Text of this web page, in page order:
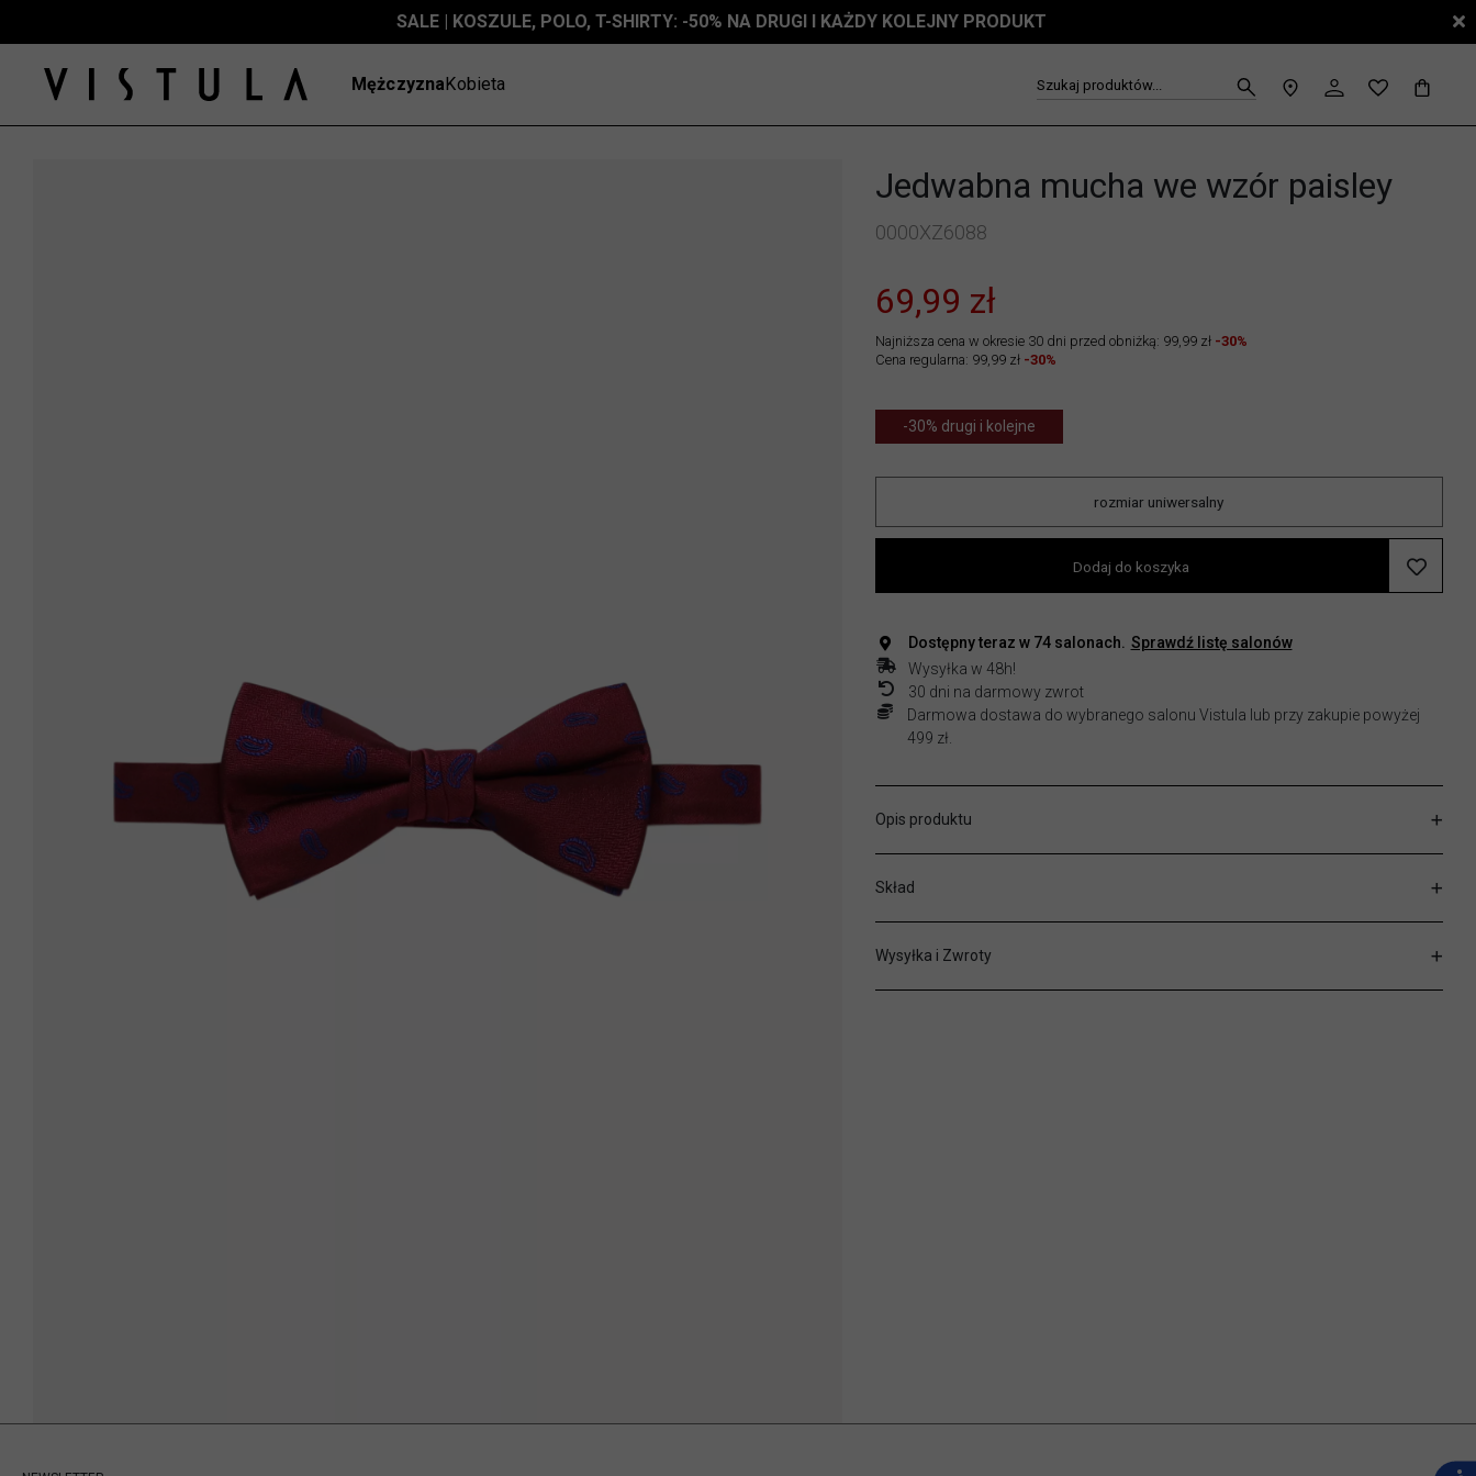
SALE | KOSZULE, POLO, T-SHIRTY: -50% NA DRUGI I KAŻDY KOLEJNY PRODUKT
MężczyznaKobieta Szukaj produktów...
Jedwabna mucha we wzór paisley
0000XZ6088
69,99 zł
Najniższa cena w okresie 30 dni przed obniżką: 99,99 zł -30%
Cena regularna: 99,99 zł -30%
-30% drugi i kolejne
rozmiar uniwersalny
Dodaj do koszyka
Dostępny teraz w 74salonach.
Sprawdź listę salonów
Wysyłka w 48h!
30 dni na darmowy zwrot
Darmowa dostawa do wybranego salonu Vistula lub przy zakupie powyżej
499 zł.
Opis produktu
Skład
Wysyłka i Zwroty